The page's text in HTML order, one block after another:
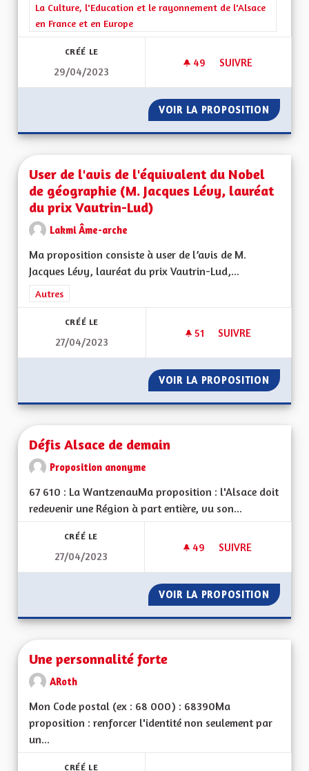
Filtrer les résultats de la catégorie : La Culture, l'Education et
La Culture, l'Education et le rayonnement de l'Alsace
en France et en Europe
CRÉÉ LE
29/04/2023
49 49 ABONNÉS
SUIVRE
VOIR LA PROPOSITION
User de l'avis de l'équivalent du Nobel
de géographie (M. Jacques Lévy, lauréat
du prix Vautrin-Lud)
Lakmi Âme-arche
Ma proposition consiste à user de l’avis de M.
Jacques Lévy, lauréat du prix Vautrin-Lud,...
Filtrer les résultats de la catégorie : Autres
Autres
CRÉÉ LE
27/04/2023
51 51 ABONNÉS
SUIVRE
VOIR LA PROPOSITION USER
Défis Alsace de demain
Proposition anonyme
67 610 : La WantzenauMa proposition : l'Alsace doit
redevenir une Région à part entière, vu son...
CRÉÉ LE
27/04/2023
49 49 ABONNÉS
SUIVRE
VOIR LA PROPOSITION DÉFIS
Une personnalité forte
ARoth
Mon Code postal (ex : 68 000) : 68390Ma
proposition : renforcer l'identité non seulement par
un...
CRÉÉ LE